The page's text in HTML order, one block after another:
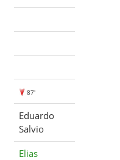
87'
Eduardo
Salvio
Elias